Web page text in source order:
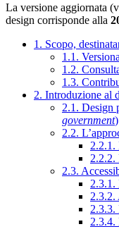
La versione aggiornata
design corrisponde alla
1. Scopo,
1.1.
1.2.
1.3.
2. Introduzione al
2.1. Design
government)
2.2.
2.2.1.
2.2.2.
2.3.
2.3.1.
2.3.2.
2.3.3.
2.3.4.